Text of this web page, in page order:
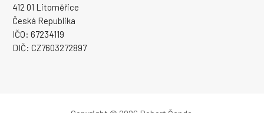
412 01 Litoměřice
Česká Republika
IČO: 67234119
DIČ: CZ7603272897